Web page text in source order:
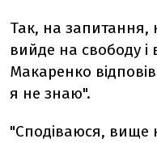
Так, на запитання,
вийде на свободу і
Макаренко
я не знаю".
"Сподіваюся, вище